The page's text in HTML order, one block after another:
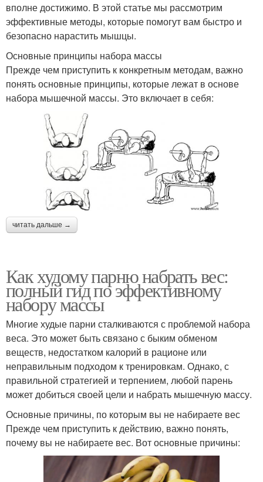
вполне достижимо. В этой статье мы рассмотрим
эффективные методы, которые помогут вам быстро и
безопасно нарастить мышцы.
Основные принципы набора массы
Прежде чем приступить к конкретным методам, важно
понять основные принципы, которые лежат в основе
набора мышечной массы. Это включает в себя:
читать дальше →
Как худому парню набрать вес:
полный гид по эффективному
набору массы
Многие худые парни сталкиваются с проблемой набора
веса. Это может быть связано с быким обменом
веществ, недостатком калорий в рационе или
неправильным подходом к тренировкам. Однако, с
правильной стратегией и терпением, любой парень
может добиться своей цели и набрать мышечную массу.
Основные причины, по которым вы не набираете вес
Прежде чем приступить к действию, важно понять,
почему вы не набираете вес. Вот основные причины: